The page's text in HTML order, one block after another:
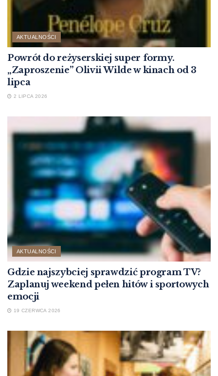
AKTUALNOŚCI
Powrót do reżyserskiej super formy.
„Zaproszenie” Olivii Wilde w kinach od 3
lipca
2 LIPCA 2026
AKTUALNOŚCI
Gdzie najszybciej sprawdzić program TV?
Zaplanuj weekend pełen hitów i sportowych
emocji
19 CZERWCA 2026